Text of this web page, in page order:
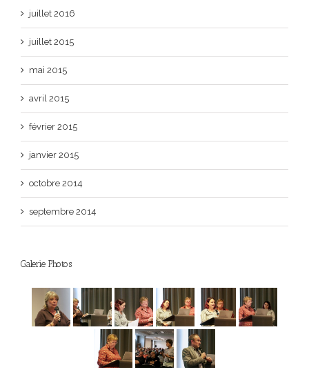
juillet 2016
juillet 2015
mai 2015
avril 2015
février 2015
janvier 2015
octobre 2014
septembre 2014
Galerie Photos